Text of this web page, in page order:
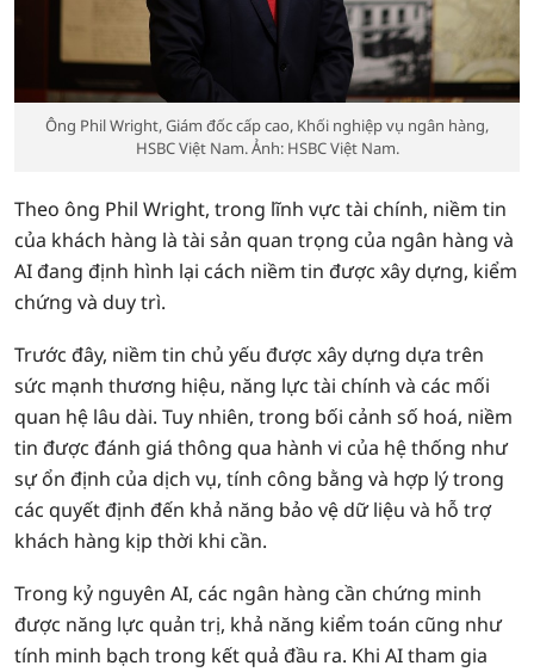
Ông Phil Wright, Giám đốc cấp cao, Khối nghiệp vụ ngân hàng,
HSBC Việt Nam. Ảnh: HSBC Việt Nam.
Theo ông Phil Wright, trong lĩnh vực tài chính, niềm tin
của khách hàng là tài sản quan trọng của ngân hàng và
AI đang định hình lại cách niềm tin được xây dựng, kiểm
chứng và duy trì.
Trước đây, niềm tin chủ yếu được xây dựng dựa trên
sức mạnh thương hiệu, năng lực tài chính và các mối
quan hệ lâu dài. Tuy nhiên, trong bối cảnh số hoá, niềm
tin được đánh giá thông qua hành vi của hệ thống như
sự ổn định của dịch vụ, tính công bằng và hợp lý trong
các quyết định đến khả năng bảo vệ dữ liệu và hỗ trợ
khách hàng kịp thời khi cần.
Trong kỷ nguyên AI, các ngân hàng cần chứng minh
được năng lực quản trị, khả năng kiểm toán cũng như
tính minh bạch trong kết quả đầu ra. Khi AI tham gia